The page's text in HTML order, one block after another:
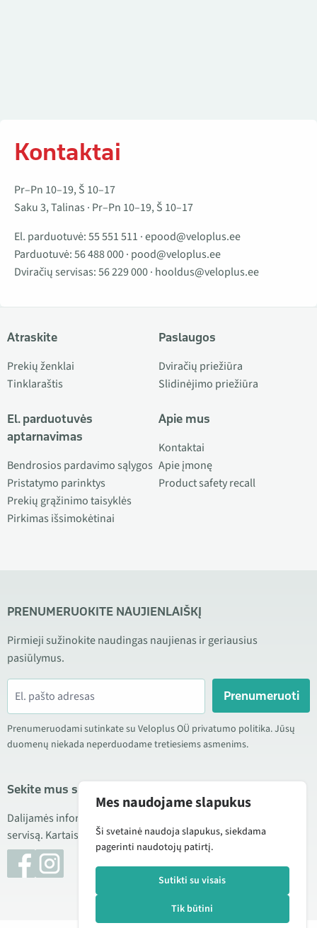
Kontaktai
Pr–Pn 10–19, Š 10–17
Saku 3, Talinas · Pr–Pn 10–19, Š 10–17
El. parduotuvė:55 551 511 ·epood@veloplus.ee
Parduotuvė:56 488 000· pood@veloplus.ee
Dviračių servisas:56 229 000· hooldus@veloplus.ee
Atraskite
Prekių ženklai
Tinklaraštis
El. parduotuvės
aptarnavimas
Bendrosios pardavimo sąlygos
Pristatymo parinktys
Prekių grąžinimo taisyklės
Pirkimas išsimokėtinai
Paslaugos
Dviračių priežiūra
Slidinėjimo priežiūra
Apie mus
Kontaktai
Apie įmonę
Product safety recall
PRENUMERUOKITE NAUJIENLAIŠKĮ
Pirmieji sužinokite naudingas naujienas ir geriausius
pasiūlymus.
Prenumeruoti
Prenumeruodami sutinkate su Veloplus OÜ privatumo politika. Jūsų
duomenų niekada neperduodame tretiesiems asmenims.
Sekite mus socialiniuose tinkluose
Dalijamės informacija apie geras kainas, naujus produktus ir
servisą. Kartais taip pat publikuojame produktų apžvalgas.
Mes naudojame slapukus
Ši svetainė naudoja slapukus, siekdama
pagerinti naudotojų patirtį.
Sutikti su visais
Tik būtini